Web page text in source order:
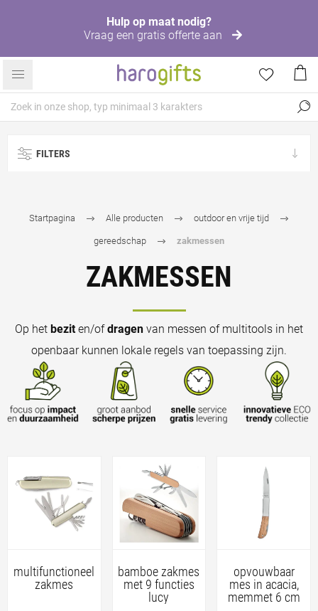
Hulp op maat nodig?
Vraag een gratis offerte aan
FILTERS
Startpagina Alle producten outdoor en vrije tijd
gereedschap zakmessen
ZAKMESSEN
Op het bezit en/ofdragen van messen of multitools in het
openbaar kunnen lokale regels van toepassing zijn.
multifunctioneel
zakmes
bamboe zakmes
met 9 functies
lucy
opvouwbaar
mes in acacia,
memmet 6 cm